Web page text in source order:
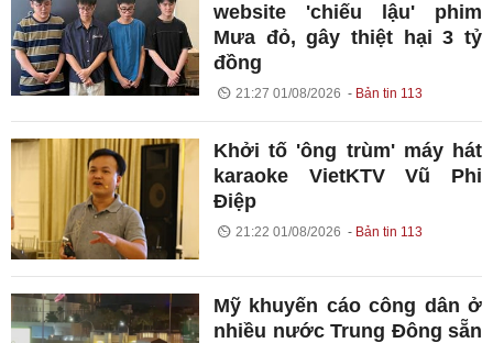
website 'chiếu lậu' phim
Mưa đỏ, gây thiệt hại 3 tỷ
đồng
21:27 01/08/2026 Bản tin 113
Khởi tố 'ông trùm' máy hát
karaoke VietKTV Vũ Phi
Điệp
21:22 01/08/2026 Bản tin 113
Mỹ khuyến cáo công dân ở
nhiều nước Trung Đông sẵn